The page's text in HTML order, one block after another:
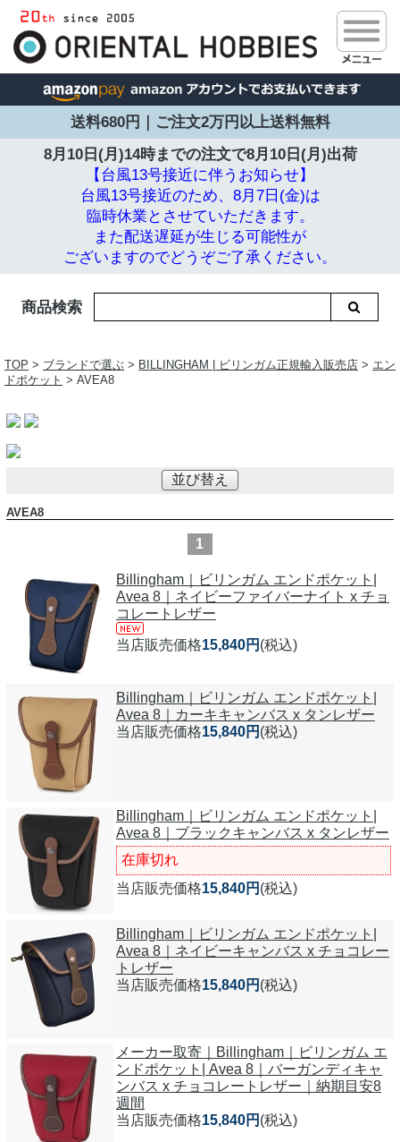
送料680円｜ご注文2万円以上送料無料
8月10日(月)14時までの注文で8月10日(月)出荷
【台風13号接近に伴うお知らせ】
台風13号接近のため、8月7日(金)は
臨時休業とさせていただきます。
また配送遅延が生じる可能性が
ございますのでどうぞご了承ください。
商品検索
TOP > ブランドで選ぶ > BILLINGHAM | ビリンガム正規輸入販売店 > エン
ドポケット > AVEA8
並び替え
AVEA8
1
Billingham｜ビリンガム エンドポケット|
Avea 8｜ネイビーファイバーナイト x チョ
コレートレザー
当店販売価格15,840円 (税込)
Billingham｜ビリンガム エンドポケット|
Avea 8｜カーキキャンバス x タンレザー
当店販売価格15,840円 (税込)
Billingham｜ビリンガム エンドポケット|
Avea 8｜ブラックキャンバス x タンレザー
在庫切れ
当店販売価格15,840円 (税込)
Billingham｜ビリンガム エンドポケット|
Avea 8｜ネイビーキャンバス x チョコレー
トレザー
当店販売価格15,840円 (税込)
メーカー取寄｜Billingham｜ビリンガム エ
ンドポケット| Avea 8｜バーガンディキャ
ンバス x チョコレートレザー｜納期目安8
週間
当店販売価格15,840円 (税込)